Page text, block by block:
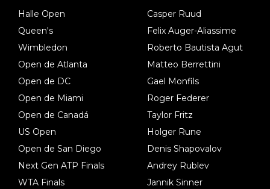
Halle Open
Queen's
Wimbledon
Open de Atlanta
Open de DC
Open de Miami
Open de Canadá
US Open
Open de San Diego
Next Gen ATP Finals
WTA Finals
Casper Ruud
Felix Auger-Aliassime
Roberto Bautista Agut
Matteo Berrettini
Gael Monfils
Roger Federer
Taylor Fritz
Holger Rune
Denis Shapovalov
Andrey Rublev
Jannik Sinner